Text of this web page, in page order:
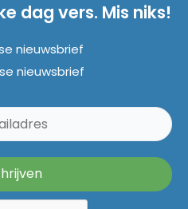
dag vers. Mis niks!
nieuwsbrief
nieuwsbrief